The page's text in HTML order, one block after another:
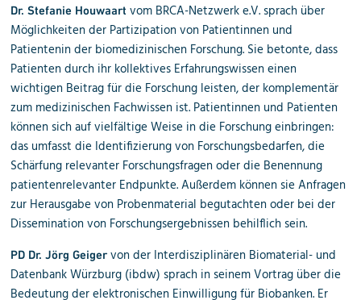
Dr. Stefanie Houwaart vom BRCA-Netzwerk e.V. sprach über
Möglichkeiten der Partizipation von Patientinnen und
Patientenin der biomedizinischen Forschung. Sie betonte, dass
Patienten durch ihr kollektives Erfahrungswisseneinen
wichtigen Beitrag für die Forschung leisten, der komplementär
zum medizinischen Fachwissen ist. Patientinnen und Patienten
können sich auf vielfältige Weise in die Forschung einbringen:
das umfasst die Identifizierung von Forschungsbedarfen, die
Schärfung relevanter Forschungsfragenoder die Benennung
patientenrelevanter Endpunkte. Außerdem können sieAnfragen
zur Herausgabe von Probenmaterial begutachten oder bei der
Dissemination von Forschungsergebnissen behilflich sein.
PD Dr. Jörg Geiger von der Interdisziplinären Biomaterial- und
Datenbank Würzburg (ibdw) sprach in seinem Vortrag über die
Bedeutung der elektronischen Einwilligung für Biobanken. Er